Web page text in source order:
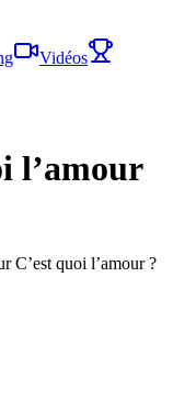
Vidéos
l’amour
C’est quoi l’amour ?